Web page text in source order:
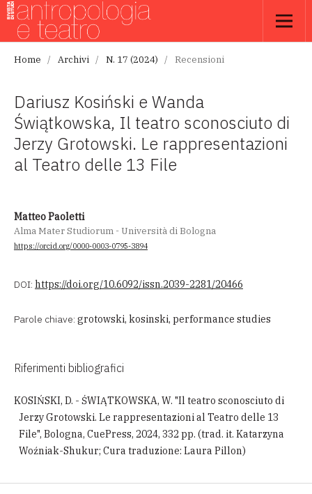
Home / Archivi / N. 17 (2024) / Recensioni
Dariusz Kosiński e Wanda
Świątkowska, Il teatro sconosciuto di
Jerzy Grotowski. Le rappresentazioni
al Teatro delle 13 File
Matteo Paoletti
Alma Mater Studiorum - Università di Bologna
https://orcid.org/0000-0003-0795-3894
DOI: https://doi.org/10.6092/issn.2039-2281/20466
Parole chiave: grotowski, kosinski, performance studies
Riferimenti bibliografici
KOSIŃSKI, D. - ŚWIĄTKOWSKA, W. "Il teatro sconosciuto di
Jerzy Grotowski. Le rappresentazioni al Teatro delle 13
File", Bologna, CuePress, 2024, 332 pp. (trad. it. Katarzyna
Woźniak-Shukur; Cura traduzione: Laura Pillon)